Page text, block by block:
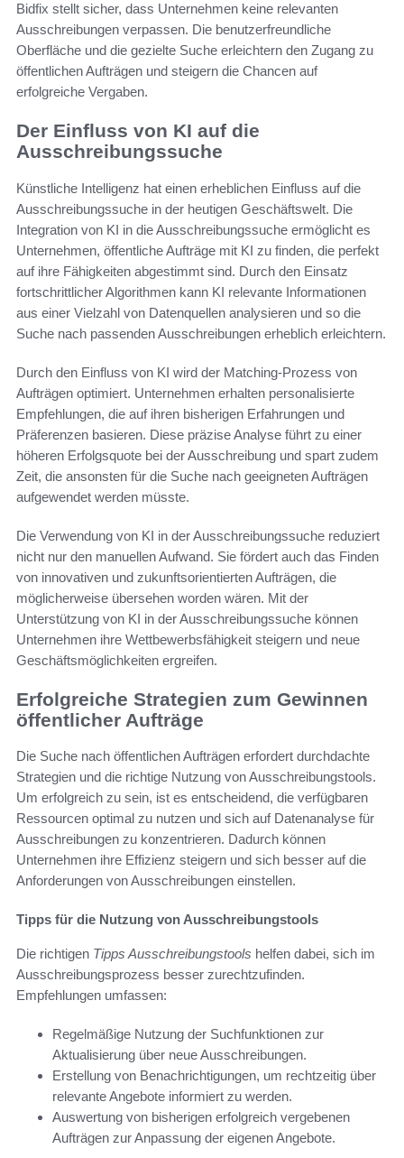
Bidfix stellt sicher, dass Unternehmen keine relevanten
Ausschreibungen verpassen. Die benutzerfreundliche
Oberfläche und die gezielte Suche erleichtern den Zugang zu
öffentlichen Aufträgen und steigern die Chancen auf
erfolgreiche Vergaben.
Der Einfluss von KI auf die
Ausschreibungssuche
Künstliche Intelligenz hat einen erheblichen Einfluss auf die
Ausschreibungssuche in der heutigen Geschäftswelt. Die
Integration von KI in die Ausschreibungssuche ermöglicht es
Unternehmen, öffentliche Aufträge mit KI zu finden, die perfekt
auf ihre Fähigkeiten abgestimmt sind. Durch den Einsatz
fortschrittlicher Algorithmen kann KI relevante Informationen
aus einer Vielzahl von Datenquellen analysieren und so die
Suche nach passenden Ausschreibungen erheblich erleichtern.
Durch den Einfluss von KI wird der Matching-Prozess von
Aufträgen optimiert. Unternehmen erhalten personalisierte
Empfehlungen, die auf ihren bisherigen Erfahrungen und
Präferenzen basieren. Diese präzise Analyse führt zu einer
höheren Erfolgsquote bei der Ausschreibung und spart zudem
Zeit, die ansonsten für die Suche nach geeigneten Aufträgen
aufgewendet werden müsste.
Die Verwendung von KI in der Ausschreibungssuche reduziert
nicht nur den manuellen Aufwand. Sie fördert auch das Finden
von innovativen und zukunftsorientierten Aufträgen, die
möglicherweise übersehen worden wären. Mit der
Unterstützung von KI in der Ausschreibungssuche können
Unternehmen ihre Wettbewerbsfähigkeit steigern und neue
Geschäftsmöglichkeiten ergreifen.
Erfolgreiche Strategien zum Gewinnen
öffentlicher Aufträge
Die Suche nach öffentlichen Aufträgen erfordert durchdachte
Strategien und die richtige Nutzung von Ausschreibungstools.
Um erfolgreich zu sein, ist es entscheidend, die verfügbaren
Ressourcen optimal zu nutzen und sich auf Datenanalyse für
Ausschreibungen zu konzentrieren. Dadurch können
Unternehmen ihre Effizienz steigern und sich besser auf die
Anforderungen von Ausschreibungen einstellen.
Tipps für die Nutzung von Ausschreibungstools
Die richtigen Tipps Ausschreibungstools helfen dabei, sich im
Ausschreibungsprozess besser zurechtzufinden.
Empfehlungen umfassen:
Regelmäßige Nutzung der Suchfunktionen zur
Aktualisierung über neue Ausschreibungen.
Erstellung von Benachrichtigungen, um rechtzeitig über
relevante Angebote informiert zu werden.
Auswertung von bisherigen erfolgreich vergebenen
Aufträgen zur Anpassung der eigenen Angebote.